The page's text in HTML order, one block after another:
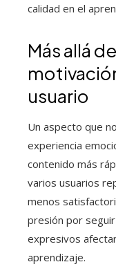
calidad en el
Más allá
usuario
Un aspecto que
experiencia
contenido más
varios usuarios
menos
presión por
expresivos
aprendizaje.